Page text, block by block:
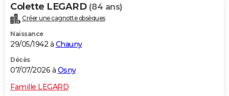
Colette LEGARD (84 ans)
Créer une cagnotte obsèques
Naissance
29/05/1942 à Chauny
Décès
07/07/2026 à Osny
Famille LEGARD